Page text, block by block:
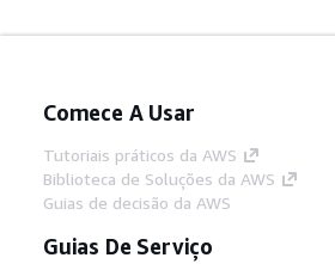
Comece A Usar
Tutoriais práticos da AWS
Biblioteca de Soluções da AWS
Guias de decisão da AWS
Guias De Serviço